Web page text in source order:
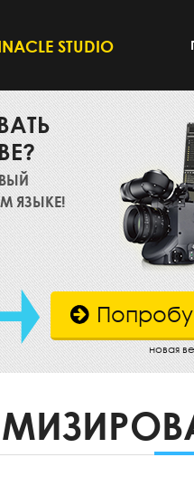
STUDIO
ЯЗЫКЕ!
новая